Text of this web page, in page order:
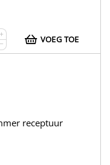
+
−
VOEG TOE
receptuur